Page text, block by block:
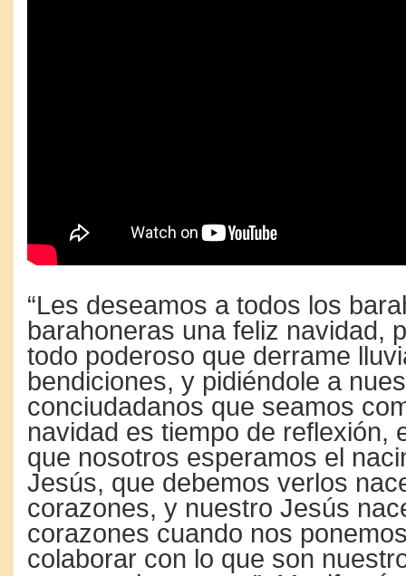
“Les deseamos a todos los
barahoneras una feliz navidad,
todo poderoso que derrame
bendiciones, y pidiéndole a
conciudadanos que seamos
navidad es tiempo de reflexión,
que nosotros esperamos el
Jesús, que debemos verlos
corazones, y nuestro Jesús
corazones cuando nos
colaborar con lo que son